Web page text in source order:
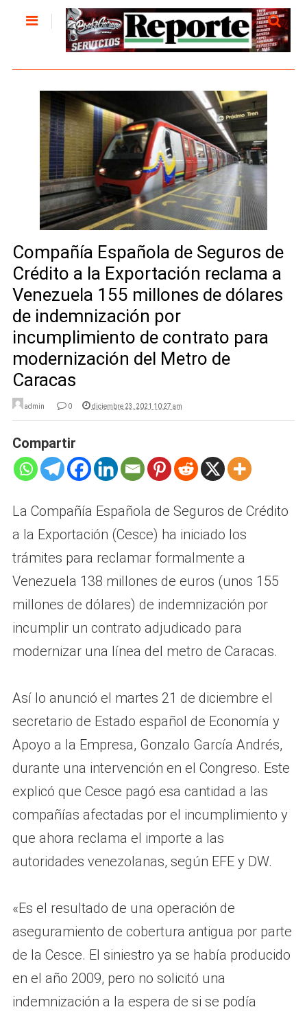
Compañía Española de Seguros de
Crédito a la Exportación reclama a
Venezuela 155 millones de dólares
de indemnización por
incumplimiento de contrato para
modernización del Metro de
Caracas
admin 0 diciembre 23, 2021 10:27 am
Compartir
La Compañía Española de Seguros de Crédito
a la Exportación (Cesce) ha iniciado los
trámites para reclamar formalmente a
Venezuela 138 millones de euros (unos 155
millones de dólares) de indemnización por
incumplir un contrato adjudicado para
modernizar una línea del metro de Caracas.
Así lo anunció el martes 21 de diciembre el
secretario de Estado español de Economía y
Apoyo a la Empresa, Gonzalo García Andrés,
durante una intervención en el Congreso. Este
explicó que Cesce pagó esa cantidad a las
compañías afectadas por el incumplimiento y
que ahora reclama el importe a las
autoridades venezolanas, según EFE y DW.
«Es el resultado de una operación de
aseguramiento de cobertura antigua por parte
de la Cesce. El siniestro ya se había producido
en el año 2009, pero no solicitó una
indemnización a la espera de si se podía